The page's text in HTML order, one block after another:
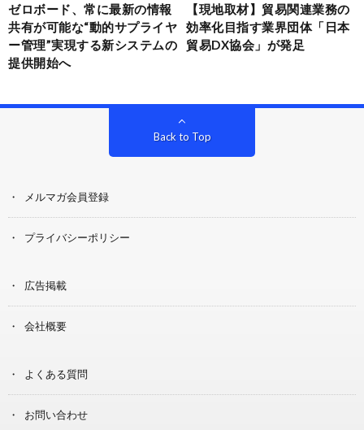
ゼロボード、常に最新の情報
共有が可能な“動的サプライヤ
ー管理”実現する新システムの
提供開始へ
【現地取材】貿易関連業務の
効率化目指す業界団体「日本
貿易DX協会」が発足
Back to Top
メルマガ会員登録
プライバシーポリシー
広告掲載
会社概要
よくある質問
お問い合わせ